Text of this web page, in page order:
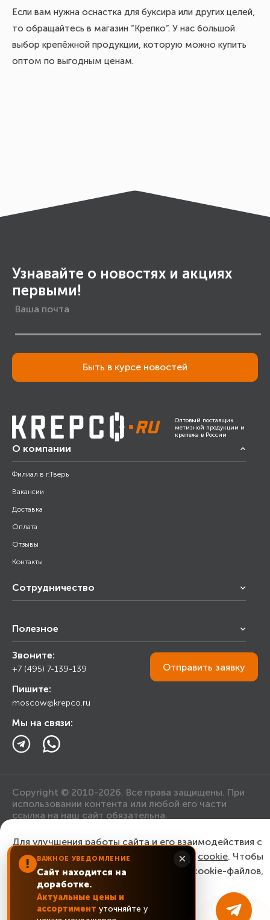
Если вам нужна оснастка для буксира или других целей,
то обращайтесь в магазин “Крепко”. У нас большой
выбор крепёжной продукции, которую можно купить
оптом по выгодным ценам.
Узнавайте о новостях и акциях
первыми!
Быть в курсе новостей
Оптовый поставщик
метизной продукции и
крепежа в России
О компании
Филиал в г.Тверь
Вакансии
Доставка
Оплата
Отзывы
Контакты
Сотрудничество
Снабжение строительства
Торговым организациям
Полезное
Калькулятор
Прайс лист
Ответы на вопросы
Блог
Звоните:
+7 (495) 7-139-139
Пишите:
moscow@krepco.ru
Мы на связи:
Отправить заявку
Copyright © 2010-2026. Все права защищены. При
использовании контента или любой его части
ссылка на наш сайт обязательна.
Политика конфиденциальности
Согласие на обработку персональных данных
! ВАЖНОЕ УВЕДОМЛЕНИЕ
Сайт находится на
доработке.
Актуальные цены и
ассортимент уточняйте у
×
Для улучшения работы сайта и его взаимодействия с
пользователями мы используем файлы cookie. Чтобы
согласиться с нашим использованием cookie-файлов,
нажмите “Ок, понятно!”
ОК, понятно!